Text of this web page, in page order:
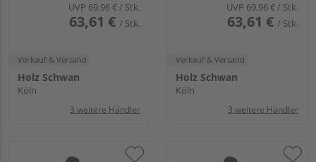
UVP 69,96 €/ Stk.
63,61 € / Stk.
Verkauf & Versand
Holz Schwan
Köln
3 weitere Händler
UVP 69,96 €/ Stk.
63,61 € / Stk.
Verkauf & Versand
Holz Schwan
Köln
3 weitere Händler